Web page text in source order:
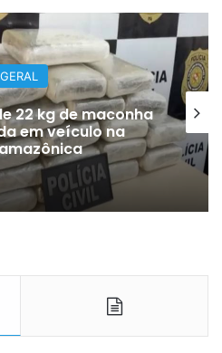
GERAL
22 kg de maconha
em veículo na